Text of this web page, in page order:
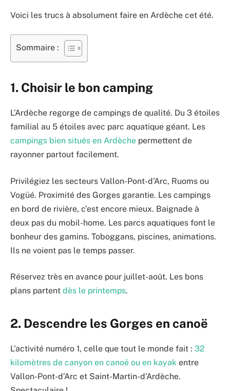
Voici les trucs à absolument faire en Ardèche cet été.
Sommaire :
1. Choisir le bon camping
L’Ardèche regorge de campings de qualité. Du 3 étoiles
familial au 5 étoiles avec parc aquatique géant. Les
campings bien situés en Ardèche permettent de
rayonner partout facilement.
Privilégiez les secteurs Vallon-Pont-d’Arc, Ruoms ou
Vogüé. Proximité des Gorges garantie. Les campings
en bord de rivière, c’est encore mieux. Baignade à
deux pas du mobil-home. Les parcs aquatiques font le
bonheur des gamins. Toboggans, piscines, animations.
Ils ne voient pas le temps passer.
Réservez très en avance pour juillet-août. Les bons
plans partent dès le printemps.
2. Descendre les Gorges en canoë
L’activité numéro 1, celle que tout le monde fait : 32
kilomètres de canyon en canoë ou en kayak entre
Vallon-Pont-d’Arc et Saint-Martin-d’Ardèche.